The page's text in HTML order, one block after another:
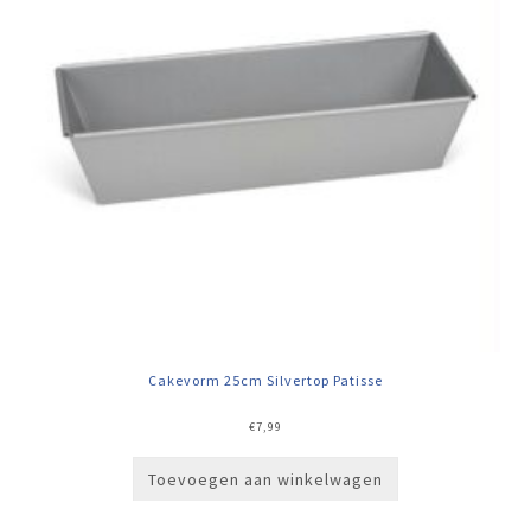
Cakevorm 25cm Silvertop Patisse
€7,99
Toevoegen aan winkelwagen